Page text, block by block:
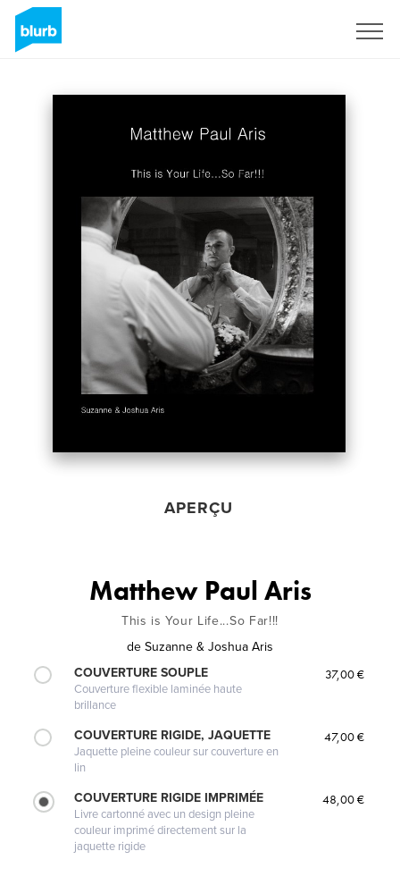
APERÇU
Matthew Paul Aris
This is Your Life...So Far!!!
de Suzanne & Joshua Aris
COUVERTURE SOUPLE
Couverture flexible laminée haute
brillance
37,00 €
COUVERTURE RIGIDE, JAQUETTE
Jaquette pleine couleur sur couverture en
lin
47,00 €
COUVERTURE RIGIDE IMPRIMÉE
Livre cartonné avec un design pleine
couleur imprimé directement sur la
jaquette rigide
48,00 €